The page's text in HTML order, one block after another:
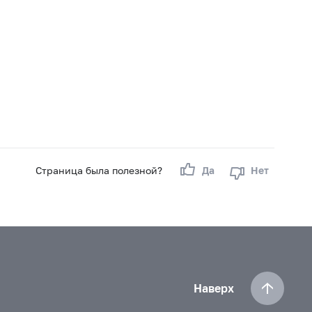
Страница была полезной? Да Нет
Наверх